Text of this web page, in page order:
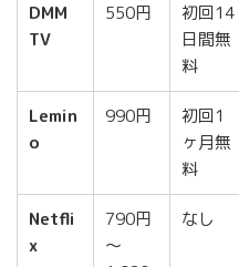
DMM
TV
550円
初回14
日間無
料
Lemin
o
990円
初回1
ヶ月無
料
Netfli
x
790円
～
なし